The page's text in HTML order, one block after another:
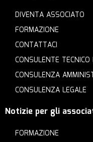
DIVENTA ASSOCIATO
FORMAZIONE
CONTATTACI
CONSULENTE
CONSULENZA
CONSULENZA LEGALE
Notizie per gli
FORMAZIONE